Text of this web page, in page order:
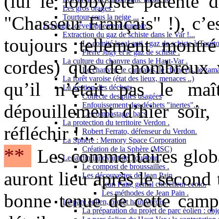
Les gros orages .
Tourtour sous la neige ...
Ecologie, développement durable .
Extraction du gaz de schiste dans le Var !...
Le comité local anti - gaz de schiste à
Pierre Jugy et le gaz de schiste .
La culture du chanvre dans le Haut-Var .
Le chanvre, le cannabis, le chènevis, le
La forêt varoise (état des lieux, menaces ..)
La gestion des déchets
Collecte des piles usagées
Enfouissement des déchets "inertes"...
Le compostage, bacs
La protection du territoire Verdon .
Robert Ferrato, défenseur du Verdon.
La Sphère : Memory Space Corporation
Création de la Sphère (MSC)
Le jardin innovant de Tourtour .
Le compost de broussailles .
Les découvertes de Jean Pain .
Jean Pain, génial chercheur écolo.
Les méthodes de Jean Pain .
Le parc éolien, projet haut-varois.
La préparation du projet de parc éolien :
"Chasseur Français" !),
toujours tellement
cordes) que de
qu’il n’était pas le
dépouillement d’hier
réfléchir !...
**
Les commentaires
auront lieu après le
bonne tenue de cette